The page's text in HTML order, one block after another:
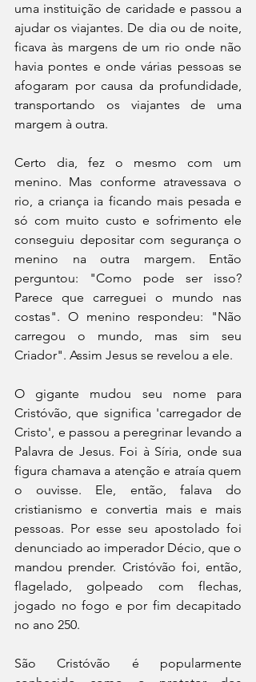
uma instituição de caridade e passou a
ajudar os viajantes. De dia ou de noite,
ficava às margens de um rio onde não
havia pontes e onde várias pessoas se
afogaram por causa da profundidade,
transportando os viajantes de uma
margem à outra.
Certo dia, fez o mesmo com um
menino. Mas conforme atravessava o
rio, a criança ia ficando mais pesada e
só com muito custo e sofrimento ele
conseguiu depositar com segurança o
menino na outra margem. Então
perguntou: "Como pode ser isso?
Parece que carreguei o mundo nas
costas". O menino respondeu: "Não
carregou o mundo, mas sim seu
Criador". Assim Jesus se revelou a ele.
O gigante mudou seu nome para
Cristóvão, que significa 'carregador de
Cristo', e passou a peregrinar levando a
Palavra de Jesus. Foi à Síria, onde sua
figura chamava a atenção e atraía quem
o ouvisse. Ele, então, falava do
cristianismo e convertia mais e mais
pessoas. Por esse seu apostolado foi
denunciado ao imperador Décio, que o
mandou prender. Cristóvão foi, então,
flagelado, golpeado com flechas,
jogado no fogo e por fim decapitado
no ano 250.
São Cristóvão é popularmente